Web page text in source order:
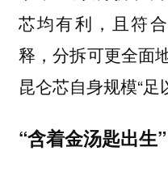
芯均有利，且符
释，分拆可更全面
昆仑芯自身规模“足
“含着金汤匙出生